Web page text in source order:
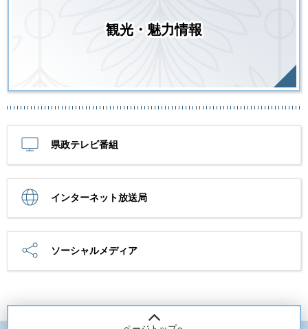
観光・魅力情報
県政テレビ番組
インターネット放送局
ソーシャルメディア